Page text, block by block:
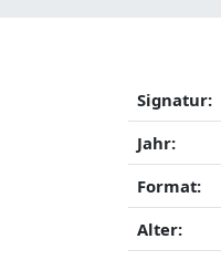
Signatur:
Jahr:
Format:
Alter: